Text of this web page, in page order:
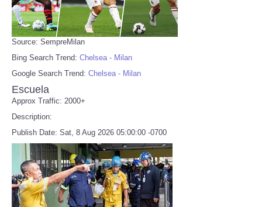
Source: SempreMilan
Bing Search Trend: Chelsea - Milan
Google Search Trend: Chelsea - Milan
Escuela
Approx Traffic: 2000+
Description:
Publish Date: Sat, 8 Aug 2026 05:00:00 -0700